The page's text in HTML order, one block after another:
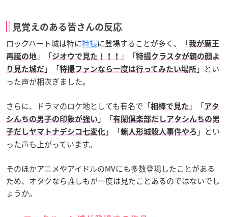
見覚えのある皆さんの反応
ロックハート城は特に特撮に登場することが多く、「我が魔王
再誕の地 」「ジオウで見た！！！ 」「特撮クラスタが親の顔よ
り見た城だ 」「特撮ファンなら一度は行ってみたい場所 」とい
った声が相次ぎました。
さらに、ドラマのロケ地としても有名で「相棒で見た 」「アタ
シんちの男子の印象が強い 」「有閑倶楽部だしアタシんちの男
子だしヤマトナデシコ七変化 」「蝋人形城殺人事件やろ 」とい
った声も上がっています。
そのほかアニメやアイドルのMVにも多数登場したことがある
ため、オタクなら誰しもが一度は見たことあるのではないでし
ょうか。